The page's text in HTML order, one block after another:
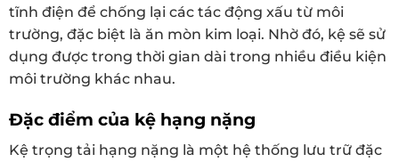
tĩnh điện để chống lại các tác động xấu từ môi
trường, đặc biệt là ăn mòn kim loại. Nhờ đó, kệ sẽ sử
dụng được trong thời gian dài trong nhiều điều kiện
môi trường khác nhau.
Đặc điểm của kệ hạng nặng
Kệ trọng tải hạng nặng là một hệ thống lưu trữ đặc